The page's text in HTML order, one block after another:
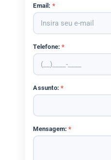
Email: *
Telefone:*
Assunto:*
Mensagem:*